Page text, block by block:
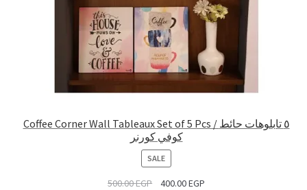
Coffee Corner Wall Tableaux Set of 5 Pcs / ٥ تابلوهات حائط
كوفي كورنر
SALEPRODUCT
ON
SALE
500.00EGP 400.00EGP